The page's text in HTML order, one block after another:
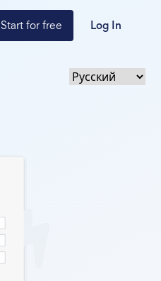
Start for free Log In